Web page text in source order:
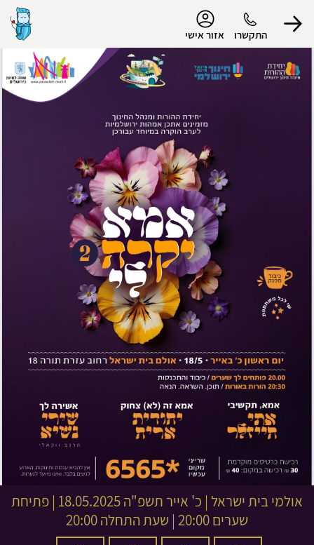
התקשרו אזור אישי
התנתק
אולמי בית ישראל | כ' אייר תשפ"ה
18.05.2025 | פתיחת
שערים 20:00 | שעת התחלה 20:00